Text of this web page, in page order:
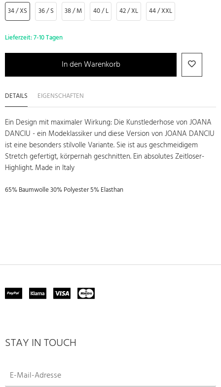
34 / XS
36 / S 38 / M 40 / L 42 / XL 44 / XXL
Lieferzeit:7-10 Tagen
In den Warenkorb
DETAILS EIGENSCHAFTEN
Ein Design mit maximaler Wirkung: Die Kunstlederhose von JOANA
DANCIU - ein Modeklassiker und diese Version von JOANA DANCIU
ist eine besonders stilvolle Variante. Sie ist aus geschmeidigem
Stretch gefertigt, körpernah geschnitten. Ein absolutes Zeitloser-
Highlight. Made in Italy
65% Baumwolle 30% Polyester 5% Elasthan
STAY IN TOUCH